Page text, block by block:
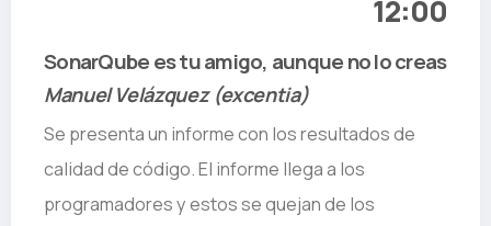
12:00
SonarQube es tu amigo, aunque no lo creas
Manuel Velázquez (excentia)
Se presenta un informe con los resultados de
calidad de código. El informe llega a los
programadores y estos se quejan de los